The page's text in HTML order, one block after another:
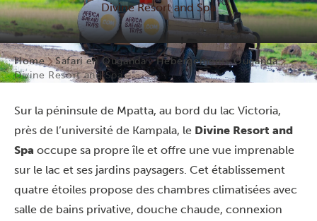
Divine Resort and Spa
Home Safari en Ouganda
Hébergements Ouganda
Divine Resort and Spa
Sur la péninsule de Mpatta, au bord du lac Victoria,
près de l’université de Kampala, le Divine Resort and
Spa occupe sa propre île et offre une vue imprenable
sur le lac et ses jardins paysagers. Cet établissement
quatre étoiles propose des chambres climatisées avec
salle de bains privative, douche chaude, connexion